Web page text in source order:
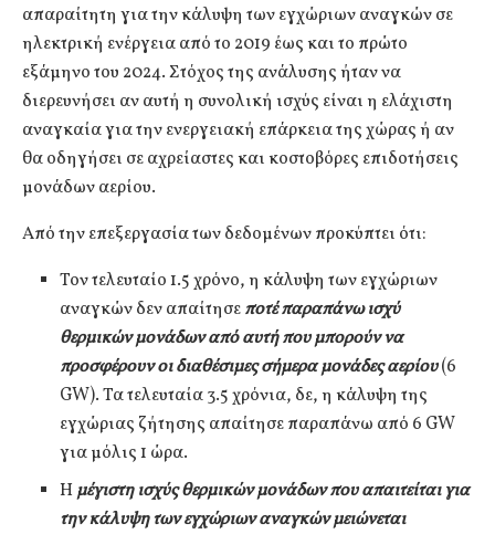
απαραίτητη για την κάλυψη των εγχώριων αναγκών σε
ηλεκτρική ενέργεια από το 2019 έως και το πρώτο
εξάμηνο του 2024. Στόχος της ανάλυσης ήταν να
διερευνήσει αν αυτή η συνολική ισχύς είναι η ελάχιστη
αναγκαία για την ενεργειακή επάρκεια της χώρας ή αν
θα οδηγήσει σε αχρείαστες και κοστοβόρες επιδοτήσεις
μονάδων αερίου.
Από την επεξεργασία των δεδομένων προκύπτει ότι:
Τον τελευταίο 1.5 χρόνο, η κάλυψη των εγχώριων
αναγκών δεν απαίτησεποτέπαραπάνω ισχύ
θερμικών μονάδων από αυτή που μπορούν να
προσφέρουν οι διαθέσιμες σήμερα μονάδες αερίου(6
GW). Τα τελευταία 3.5 χρόνια, δε, η κάλυψη της
εγχώριας ζήτησης απαίτησε παραπάνω από 6 GW
για μόλις 1 ώρα.
Ημέγιστη ισχύς θερμικών μονάδων που απαιτείται για
την κάλυψη των εγχώριων αναγκών μειώνεται